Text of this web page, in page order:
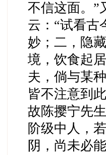
不信这面。”
云：“试看古
妙；二，隐
境，饮食起
夫，倘与某
皆不注意到
故陈撄宁先
阶级中人，
阴，尚未必